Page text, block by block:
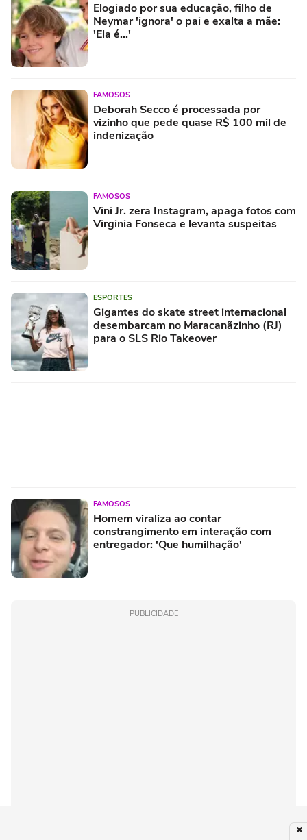
Elogiado por sua educação, filho de
Neymar 'ignora' o pai e exalta a mãe:
'Ela é...'
FAMOSOS
Deborah Secco é processada por
vizinho que pede quase R$ 100 mil de
indenização
FAMOSOS
Vini Jr. zera Instagram, apaga fotos com
Virginia Fonseca e levanta suspeitas
ESPORTES
Gigantes do skate street internacional
desembarcam no Maracanãzinho (RJ)
para o SLS Rio Takeover
FAMOSOS
Homem viraliza ao contar
constrangimento em interação com
entregador: 'Que humilhação'
PUBLICIDADE